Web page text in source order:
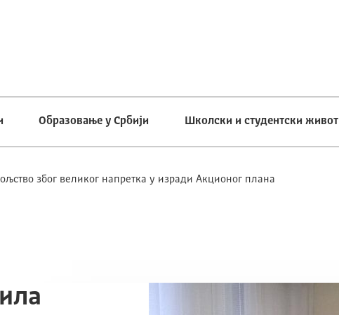
Образовање у Србији Школски и студентски живот
због великог напретка у изради Акционог плана